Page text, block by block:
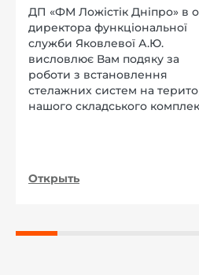
ДП «ФМ Ложістік Дніпро» в
директора функціональної
служби Яковлевої А.Ю.
висловлює Вам подяку за
роботи з встановлення
стелажних систем на
нашого складського
Открыть